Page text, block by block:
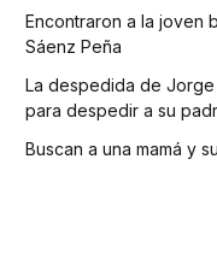
Encontraron a la joven
Sáenz Peña
La despedida de Jorge
para despedir a su
Buscan a una mamá y